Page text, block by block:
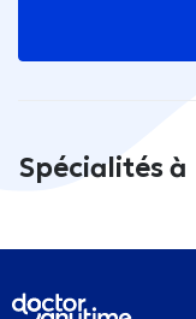
Spécialités à